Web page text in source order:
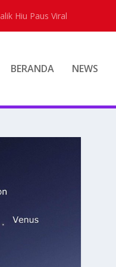
Hiu Paus Viral
BERANDA NEWS